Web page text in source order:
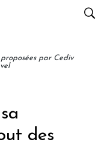
par Cediv
des